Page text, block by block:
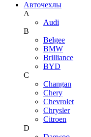
Авточехлы
A
Audi
B
Belgee
BMW
Brilliance
BYD
C
Changan
Chery
Chevrolet
Chrysler
Citroen
D